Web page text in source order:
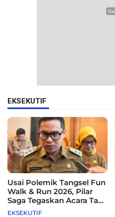
EKSEKUTIF
Usai Polemik Tangsel Fun
Walk & Run 2026, Pilar
Saga Tegaskan Acara Tak
Difasilitasi Pemkot
EKSEKUTIF